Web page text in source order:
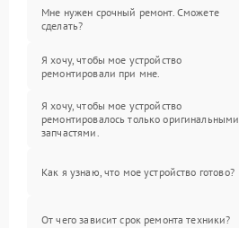
Мне нужен срочный ремонт. Сможете
сделать?
Я хочу, чтобы мое устройство
ремонтировали при мне.
Я хочу, чтобы мое устройство
ремонтировалось только оригинальными
запчастями.
Как я узнаю, что мое устройство готово?
От чего зависит срок ремонта техники?